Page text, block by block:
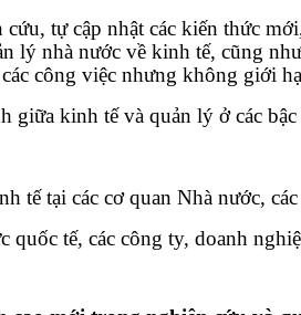
tự cập nhật các kiến thức
lý nhà nước về kinh tế, cũng
công việc nhưng không giới
kinh tế và quản lý ở các bậc
tế tại các cơ quan Nhà nước,
tế, các công ty, doanh